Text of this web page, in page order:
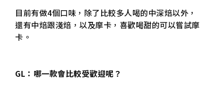
目前有做4個口味，除了比較多人喝的中深焙以外，
還有中焙跟淺焙，以及摩卡，喜歡喝甜的可以嘗試摩
卡。
GL：哪一款會比較受歡迎呢？